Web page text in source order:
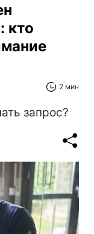
кто
2 мин
запрос?